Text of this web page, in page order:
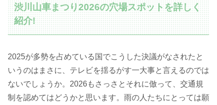
渋川山車まつり2026の穴場スポットを詳しく
紹介!
2025が多勢を占めている国でこうした決議がなされたと
いうのはまさに、テレビを揺るがす一大事と言えるのでは
ないでしょうか。2026もさっさとそれに倣って、交通規
制を認めてはどうかと思います。雨の人たちにとっては願